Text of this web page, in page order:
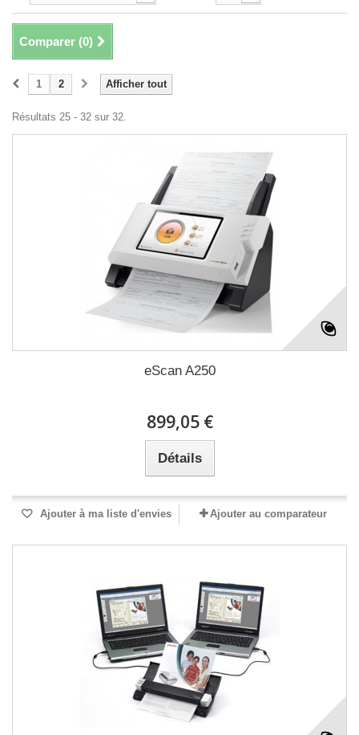
Comparer (0)
Afficher tout
1 2
Résultats 25 - 32 sur 32.
eScan A250
899,05 €
Détails
Ajouter à ma liste d'envies Ajouter au comparateur